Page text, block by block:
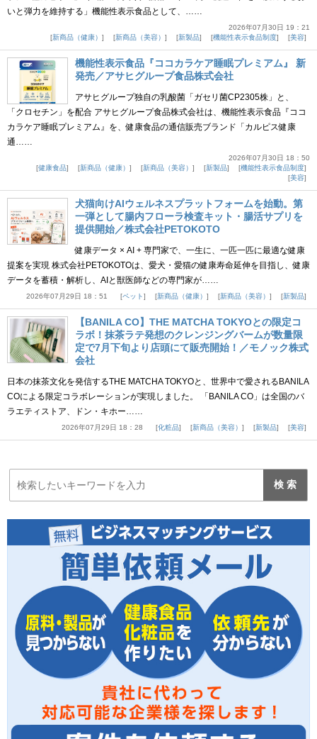
いと弾力を維持する」機能性表示食品として、……
2026年07月30日 19：21
新商品（健康）
新商品（美容） 新製品 機能性表示食品制度 美容
機能性表示食品『ココカラケア睡眠プレミアム』 新
発売／アサヒグループ食品株式会社
アサヒグループ独自の乳酸菌「ガセリ菌CP2305株」と、
「クロセチン」を配合 アサヒグループ食品株式会社は、機能性表示食品『ココ
カラケア睡眠プレミアム』を、健康食品の通信販売ブランド「カルピス健康
通……
2026年07月30日 18：50
健康食品
新商品（健康） 新商品（美容） 新製品
機能性表示食品制度
美容
犬猫向けAIウェルネスプラットフォームを始動。第
一弾として腸内フローラ検査キット・腸活サプリを
提供開始／株式会社PETOKOTO
健康データ × AI + 専門家で、一生に、一匹一匹に最適な健康
提案を実現 株式会社PETOKOTOは、愛犬・愛猫の健康寿命延伸を目指し、健康
データを蓄積・解析し、AIと獣医師などの専門家が……
2026年07月29日 18：51 ペット 新商品（健康） 新商品（美容） 新製品
【BANILA CO】THE MATCHA TOKYOとの限定コ
ラボ！抹茶ラテ発想のクレンジングバームが数量限
定で7月下旬より店頭にて販売開始！／モノック株式
会社
日本の抹茶文化を発信するTHE MATCHA TOKYOと、世界中で愛されるBANILA
COによる限定コラボレーションが実現しました。 「BANILA CO」は全国のバ
ラエティストア、ドン・キホー……
2026年07月29日 18：28 化粧品 新商品（美容） 新製品 美容